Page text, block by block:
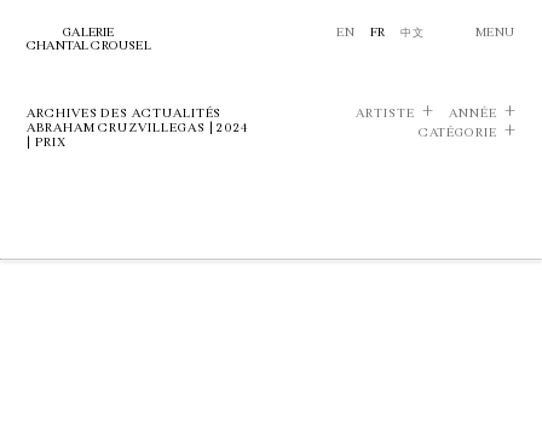
GALERIE
CHANTAL CROUSEL
EN FR 中文 MENU
ARCHIVES DES ACTUALITÉS
ABRAHAM CRUZVILLEGAS | 2024
| PRIX
ARTISTE
ANNÉE
CATÉGORIE